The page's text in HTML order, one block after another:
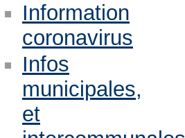
Information
coronavirus
Infos
municipales,
et